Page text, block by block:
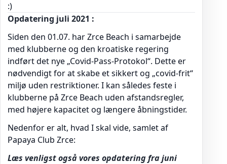
:)
Opdatering juli 2021 :
Siden den 01.07. har Zrce Beach i samarbejde
med klubberne og den kroatiske regering
indført det nye „Covid-Pass-Protokol“. Dette er
nødvendigt for at skabe et sikkert og „covid-frit“
miljø uden restriktioner. I kan således feste i
klubberne på Zrce Beach uden afstandsregler,
med højere kapacitet og længere åbningstider.
Nedenfor er alt, hvad I skal vide, samlet af
Papaya Club Zrce:
Læs venligst også vores opdatering fra juni